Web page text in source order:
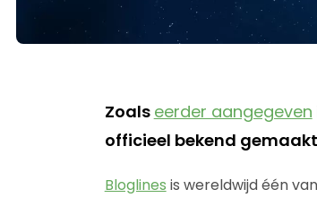
Zoals eerder aangegeven
officieel bekend
Bloglines is wereldwijd één